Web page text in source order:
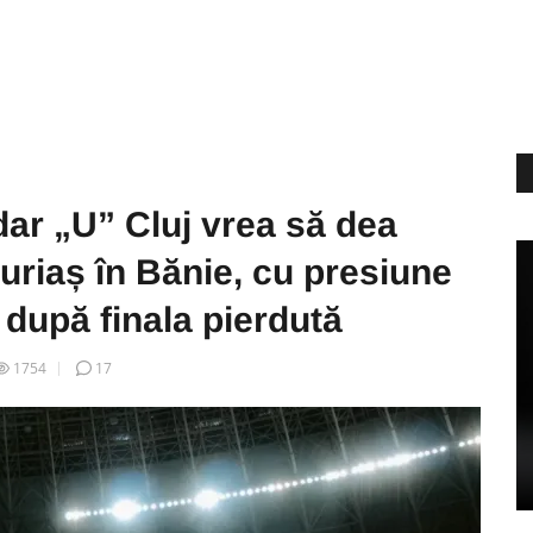
„U” Cluj vrea să dea
în Bănie, cu presiune
finala pierdută
1754 17